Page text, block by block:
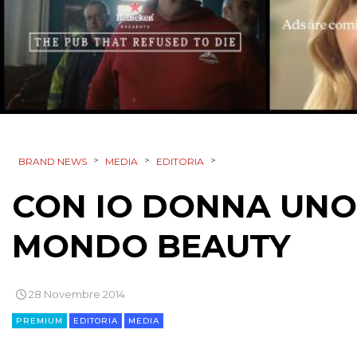
BRAND NEWS > MEDIA > EDITORIA >
CON IO DONNA
MONDO BEAUTY
28 Novembre 2014
PREMIUM EDITORIA MEDIA